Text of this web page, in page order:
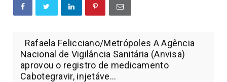
Rafaela Felicciano/Metrópoles A Agência
Nacional de Vigilância Sanitária (Anvisa)
aprovou o registro de medicamento
Cabotegravir, injetáve...